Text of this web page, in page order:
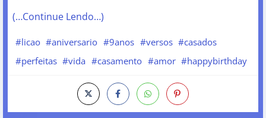
(…Continue Lendo…)
#licao #aniversario #9anos #versos #casados
#perfeitas #vida #casamento #amor #happybirthday